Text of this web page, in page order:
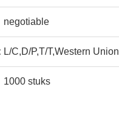
negotiable
L/C,D/P,T/T,Western Union
1000 stuks